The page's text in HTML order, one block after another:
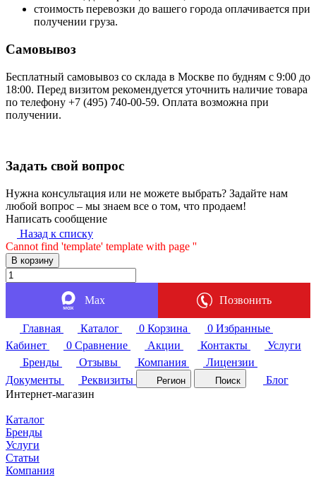
стоимость перевозки до вашего города оплачивается при
получении груза.
Самовывоз
Бесплатный самовывоз со склада в Москве по будням с 9:00 до
18:00. Перед визитом рекомендуется уточнить наличие товара
по телефону +7 (495) 740-00-59. Оплата возможна при
получении.
Задать свой вопрос
Нужна консультация или не можете выбрать? Задайте нам
любой вопрос – мы знаем все о том, что продаем!
Написать сообщение
Назад к списку
Cannot find 'template' template with page ''
В корзину
Max Позвонить
Главная Каталог 0 Корзина 0 Избранные
Кабинет
0 Сравнение Акции Контакты
Услуги
Бренды
Отзывы Компания
Лицензии
Документы
Реквизиты Регион Поиск
Блог
Интернет-магазин
Каталог
Бренды
Услуги
Статьи
Компания